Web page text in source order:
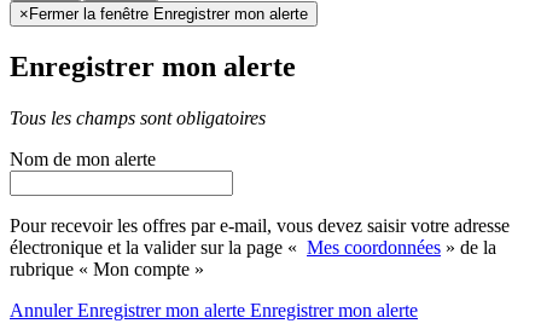
× Fermer la fenêtre Enregistrer mon alerte
Enregistrer mon alerte
Tous les champs sont obligatoires
Nom de mon alerte
Pour recevoir les offres par e-mail, vous devez saisir votre adresse
électronique et la valider sur la page « Mes coordonnées » de la
rubrique « Mon compte »
AnnulerEnregistrer mon alerte Enregistrermon alerte